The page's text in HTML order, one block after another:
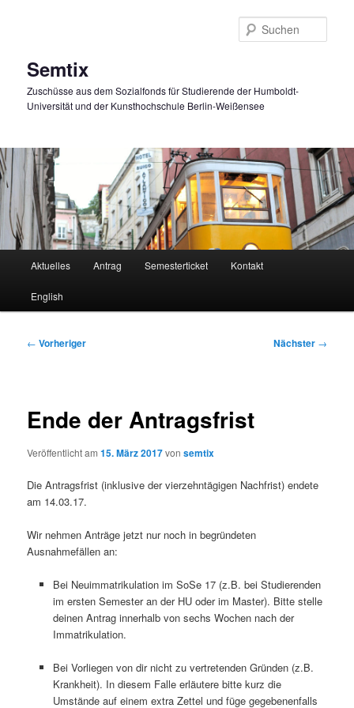
Semtix
Zuschüsse aus dem Sozialfonds für Studierende der Humboldt-
Universität und der Kunsthochschule Berlin-Weißensee
Aktuelles Antrag Semesterticket Kontakt
English
Beitragsnavigation
← Vorheriger Nächster →
Ende der Antragsfrist
Veröffentlicht am15. März 2017vonsemtix
Die Antragsfrist (inklusive der vierzehntägigen Nachfrist) endete
am 14.03.17.
Wir nehmen Anträge jetzt nur noch in begründeten
Ausnahmefällen an:
Bei Neuimmatrikulation im SoSe 17 (z.B. bei Studierenden
im ersten Semester an der HU oder im Master). Bitte stelle
deinen Antrag innerhalb von sechs Wochen nach der
Immatrikulation.
Bei Vorliegen von dir nicht zu vertretenden Gründen (z.B.
Krankheit). In diesem Falle erläutere bitte kurz die
Umstände auf einem extra Zettel und füge gegebenenfalls